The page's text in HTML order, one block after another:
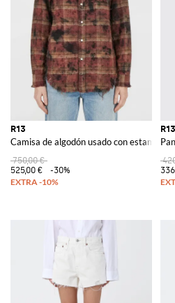
R13
Camisa de algodón usado con
750,00 €
525,00 €
-30%
R13